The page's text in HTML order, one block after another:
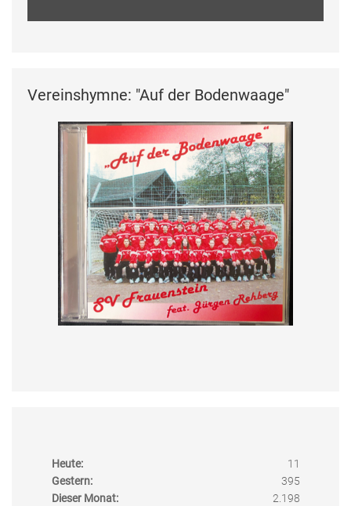
Vereinshymne: "Auf der Bodenwaage"
Heute:
11
Gestern:
395
Dieser Monat:
2.198